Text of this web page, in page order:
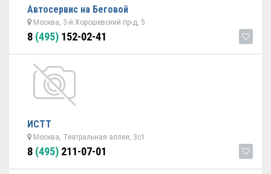
Автосервис на Беговой
Москва, 3-й Хорошевский пр-д, 5
8 (495) 152-02-41
ИСТТ
Москва, Театральная аллея, 3с1
8 (495) 211-07-01